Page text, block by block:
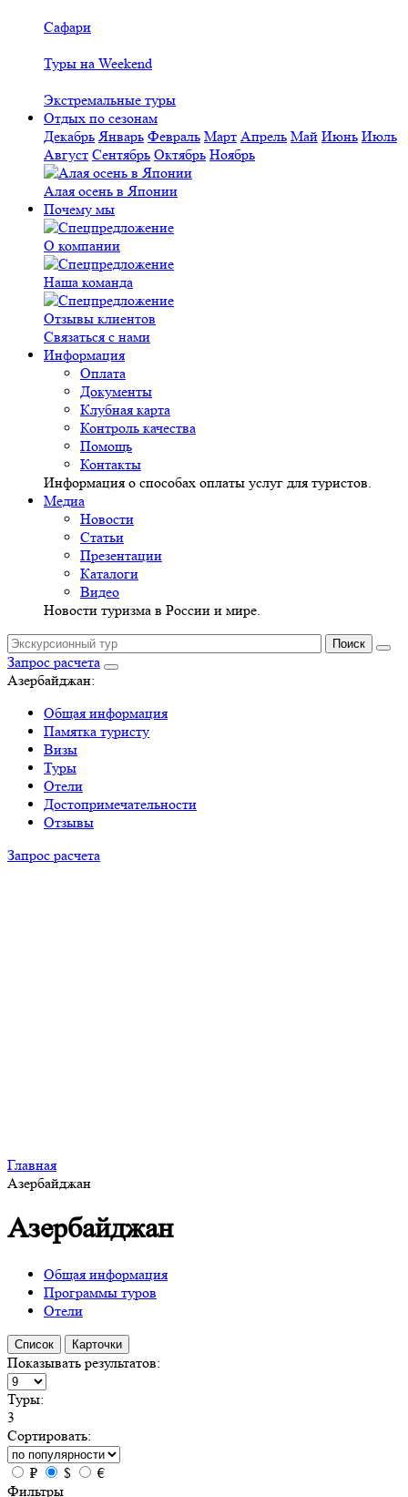
Сафари
Туры на Weekend
Экстремальные туры
Отдых по сезонам
Декабрь Январь Февраль Март Апрель Май Июнь Июль
Август Сентябрь Октябрь Ноябрь
Алая осень в Японии
Почему мы
О компании
Наша команда
Отзывы клиентов
Связаться с нами
Информация
Оплата
Документы
Клубная карта
Контроль качества
Помощь
Контакты
Информация о способах оплаты услуг для туристов.
Медиа
Новости
Статьи
Презентации
Каталоги
Видео
Новости туризма в России и мире.
Запрос расчета
Азербайджан:
Общая информация
Памятка туристу
Визы
Туры
Отели
Достопримечательности
Отзывы
Запрос расчета
Главная
Азербайджан
Азербайджан
Общая информация
Программы туров
Отели
Список Карточки
Показывать результатов:
Туры:
3
Сортировать:
₽ $
€
Фильтры